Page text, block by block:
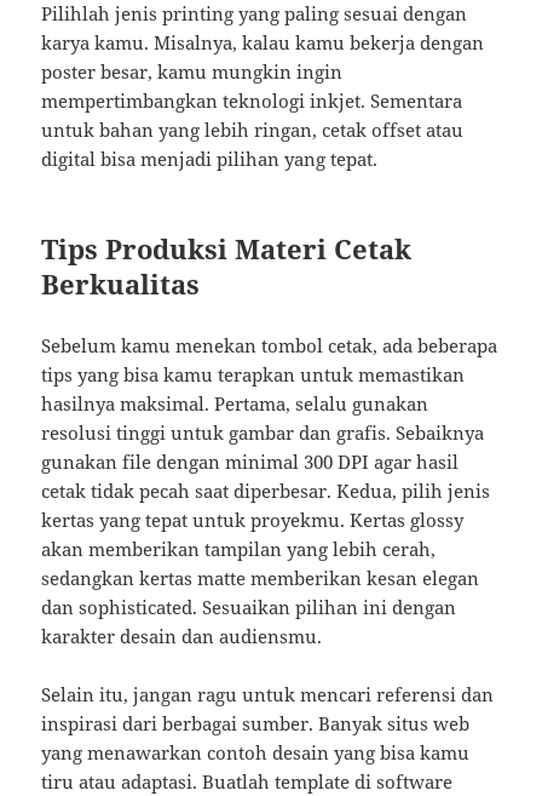
Pilihlah jenis printing yang paling sesuai dengan
karya kamu. Misalnya, kalau kamu bekerja dengan
poster besar, kamu mungkin ingin
mempertimbangkan teknologi inkjet. Sementara
untuk bahan yang lebih ringan, cetak offset atau
digital bisa menjadi pilihan yang tepat.
Tips Produksi Materi Cetak
Berkualitas
Sebelum kamu menekan tombol cetak, ada beberapa
tips yang bisa kamu terapkan untuk memastikan
hasilnya maksimal. Pertama, selalu gunakan
resolusi tinggi untuk gambar dan grafis. Sebaiknya
gunakan file dengan minimal 300 DPI agar hasil
cetak tidak pecah saat diperbesar. Kedua, pilih jenis
kertas yang tepat untuk proyekmu. Kertas glossy
akan memberikan tampilan yang lebih cerah,
sedangkan kertas matte memberikan kesan elegan
dan sophisticated. Sesuaikan pilihan ini dengan
karakter desain dan audiensmu.
Selain itu, jangan ragu untuk mencari referensi dan
inspirasi dari berbagai sumber. Banyak situs web
yang menawarkan contoh desain yang bisa kamu
tiru atau adaptasi. Buatlah template di software